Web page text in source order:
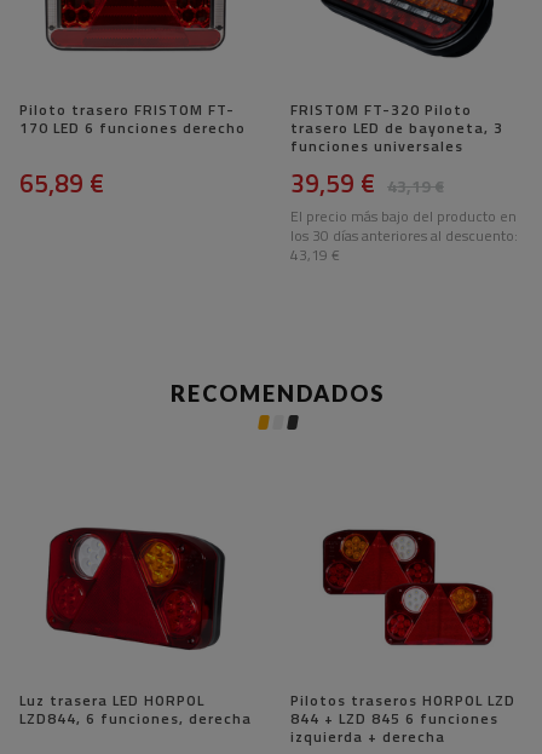
Piloto trasero FRISTOM FT-
170 LED 6 funciones derecho
65,89 €
FRISTOM FT-320 Piloto
trasero LED de bayoneta, 3
funciones universales
43,19 €
39,59 €
El precio más bajo del producto en
los 30 días anteriores al descuento:
43,19 €
RECOMENDADOS
Luz trasera LED HORPOL
LZD844, 6 funciones, derecha
Pilotos traseros HORPOL LZD
844 + LZD 845 6 funciones
izquierda + derecha